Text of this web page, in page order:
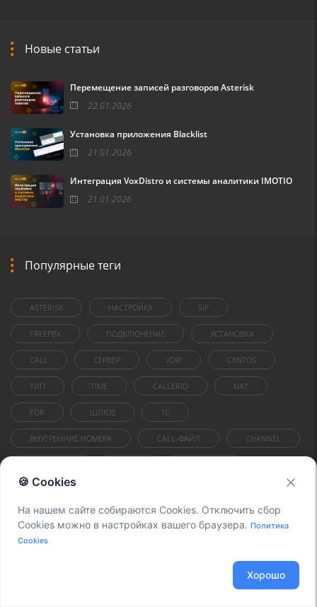
Новые статьи
Перемещение записей разговоров Asterisk
22.01.2026
Установка приложения Blacklist
21.01.2026
Интеграция VoxDistro и системы аналитики IMOTIO
21.01.2026
Популярные теги
ASTERISK НАСТРОЙКА SIP
FREEPBX ПОДКЛЮЧЕНИЕ УСТАНОВКА
CALL СЕРВЕР VOIP CENTOS
ТИП TIME CALLERID NAT
FOR ШЛЮЗ 1C
ВНУТРЕННИЕ НОМЕРА CALL-ФАЙЛ CHANNEL
Подписаться на вебинары
Подпишитесь на рассылку, чтобы получать
🍪 Cookies
На нашем сайте собираются Cookies. Отключить сбор
Cookies можно в настройках вашего браузера. Политика
Cookies
Хорошо